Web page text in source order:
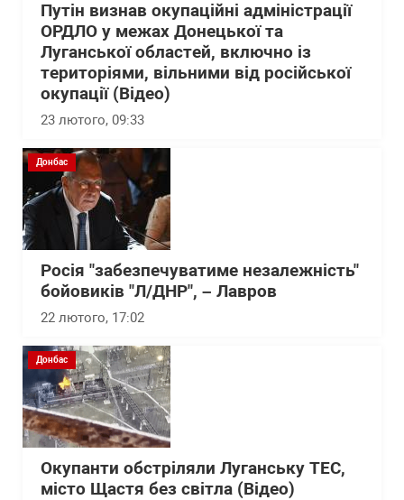
Путін визнав окупаційні адміністрації
ОРДЛО у межах Донецької та
Луганської областей, включно із
територіями, вільними від російської
окупації (Відео)
23 лютого, 09:33
Донбас
Росія "забезпечуватиме незалежність"
бойовиків "Л/ДНР", – Лавров
22 лютого, 17:02
Донбас
Окупанти обстріляли Луганську ТЕС,
місто Щастя без світла (Відео)